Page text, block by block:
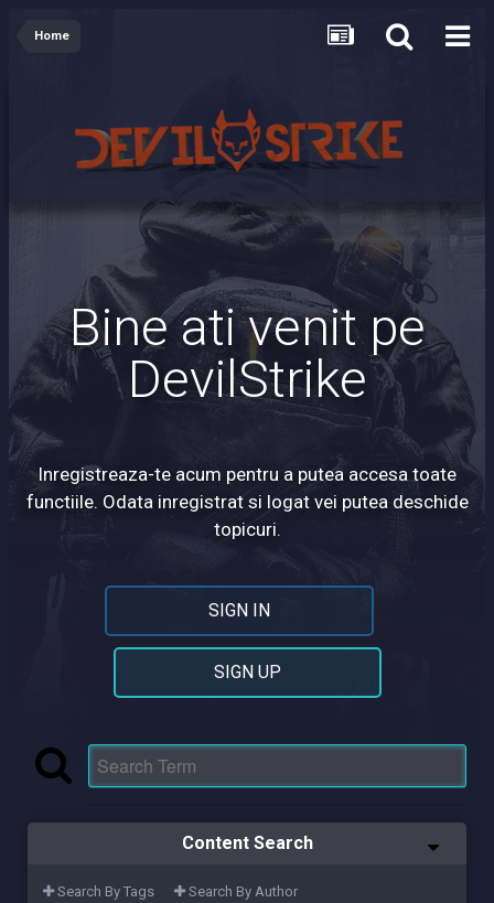
Home
Bine ati venit pe
DevilStrike
Inregistreaza-te acum pentru a putea accesa toate
functiile. Odata inregistrat si logat vei putea deschide
topicuri.
SIGN IN
SIGN UP
Content Search
Search By Tags Search By Author